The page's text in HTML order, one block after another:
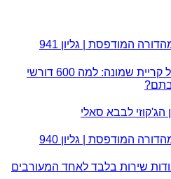
המודפסת | גליון 941
המספרים המפתיעים של קריית שמונה: למה 600 דורשי
לבבא סאלי
המודפסת | גליון 940
שירות בלבד לאחד המעורבים